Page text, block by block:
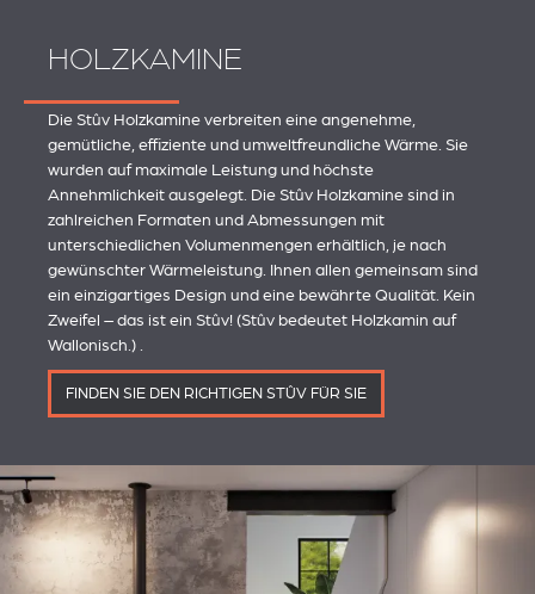
HOLZKAMINE
Die Stûv Holzkamine verbreiten eine angenehme,
gemütliche, effiziente und umweltfreundliche Wärme. Sie
wurden auf maximale Leistung und höchste
Annehmlichkeit ausgelegt. Die Stûv Holzkamine sind in
zahlreichen Formaten und Abmessungen mit
unterschiedlichen Volumenmengen erhältlich, je nach
gewünschter Wärmeleistung. Ihnen allen gemeinsam sind
ein einzigartiges Design und eine bewährte Qualität. Kein
Zweifel – das ist ein Stûv! (Stûv bedeutet Holzkamin auf
Wallonisch.) .
FINDEN SIE DEN RICHTIGEN STÛV FÜR SIE